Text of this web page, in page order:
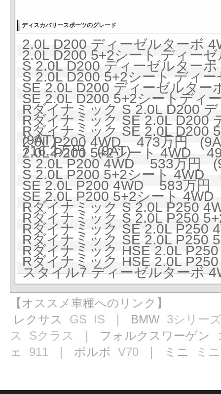
ディスカバリースポーツのグレード
2.0L D200 ディーゼルターボ
2.0L D200 5+2シート ディー
S 2.0L D200 ディーゼルター
S 2.0L D200 5+2シート ディ
SE 2.0L D200 ディーゼルタ
SE 2.0L D200 5+2シートデ
Rダイナミック S 2.0L D200
Rダイナミック SE 2.0L
(9AT)
Rダイナミック SE 2.0L
716.2万円 (9AT)
2.0L P200 4WD 473万円
2.0L P200 5+2シート 4WD
S 2.0L P200 4WD 533万円
S 2.0L P200 5+2シート
SE 2.0L P200 4WD 583万円
SE 2.0L P200 5+2シート
Rダイナミック S 2.0L P250
Rダイナミック S 2.0L P250
Rダイナミック SE 2.0L
Rダイナミック SE 2.0L
Rダイナミック HSE 2.0L
Rダイナミック HSE 2.0L
スタイル7 ディーゼルターボ
【オススメ車種へのリンク】
レクサス GS IS ｜ BMW 3シリー
ス
Sクラス ｜ フォルクスワーゲン
ェ 911 ｜ ボルボ V70 ｜ ミニ ミニ